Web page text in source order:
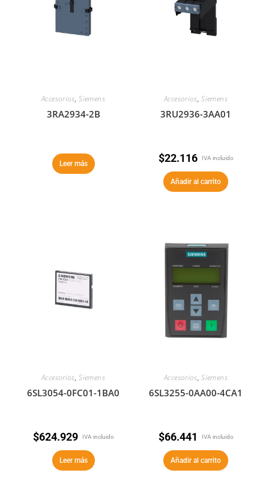
Accesorios,Siemens
3RA2934-2B
Leer más
Accesorios,Siemens
3RU2936-3AA01
$22.116 IVA incluido
Añadir al carrito
Accesorios,Siemens
6SL3054-0FC01-1BA0
$624.929 IVA incluido
Leer más
Accesorios,Siemens
6SL3255-0AA00-4CA1
$66.441 IVA incluido
Añadir al carrito